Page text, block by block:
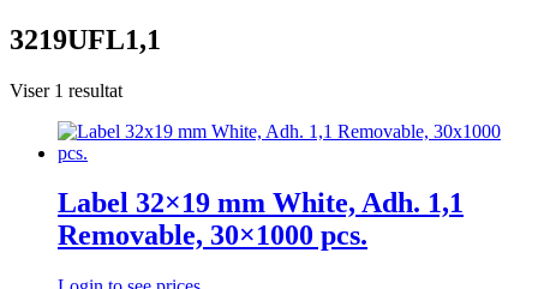
3219UFL1,1
Viser 1 resultat
Label 32×19 mm White, Adh. 1,1
Removable, 30×1000 pcs.